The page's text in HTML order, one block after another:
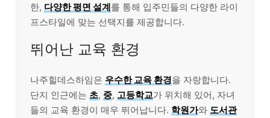
한, 다양한 평면 설계를 통해 입주민들의 다양한 라이
프스타일에 맞는 선택지를 제공합니다.
뛰어난 교육 환경
나주힐데스하임은 우수한 교육 환경을 자랑합니다.
단지 인근에는 초, 중, 고등학교가 위치해 있어, 자녀
들의 교육 환경이 매우 뛰어납니다. 학원가와 도서관